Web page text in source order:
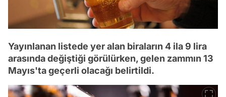
Yayınlanan listede yer alan biraların 4 ila 9 lira
arasında değiştiği görülürken, gelen zammın 13
Mayıs'ta geçerli olacağı belirtildi.